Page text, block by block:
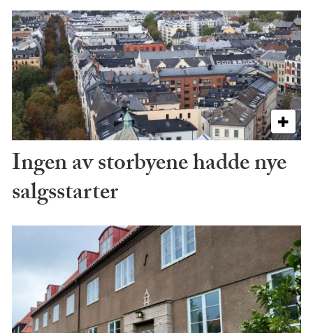
Ingen av storbyene hadde nye
salgsstarter